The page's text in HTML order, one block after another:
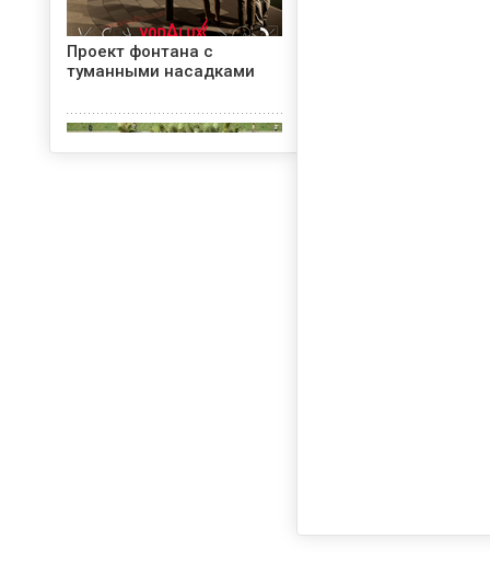
Проект фонтана с
туманными насадками